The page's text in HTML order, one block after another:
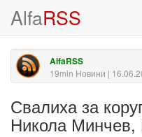
AlfaRSS
AlfaRSS
19min Новини |
Свалиха за
Никола Минчев,